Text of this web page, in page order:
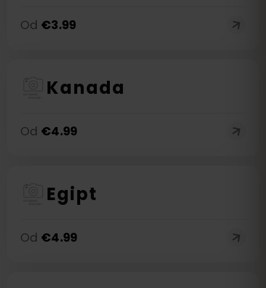
Od €3.99
Kanada
Od €4.99
Egipt
Od €4.99